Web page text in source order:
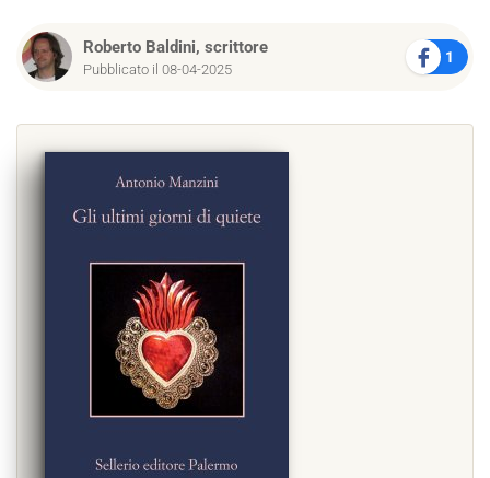
Roberto Baldini, scrittore
Pubblicato il 08-04-2025
1